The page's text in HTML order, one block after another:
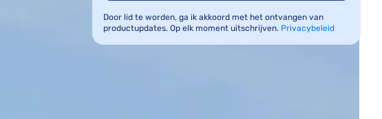
Door lid te worden, ga ik akkoord met het ontvangen van
productupdates. Op elk moment uitschrijven. Privacybeleid